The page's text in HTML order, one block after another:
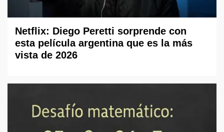
Netflix: Diego Peretti sorprende con
esta película argentina que es la más
vista de 2026